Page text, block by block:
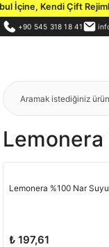
Kendi Çift Rejimli
+90 545 318 18 41
Lemonera
Lemonera %100 Nar
₺ 197,61